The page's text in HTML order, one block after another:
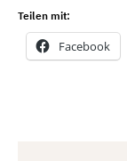
Teilen mit:
Facebook